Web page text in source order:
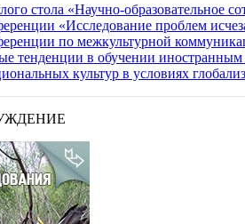
стола «Научно-образовательное
«Исследование проблем
по межкультурной
тенденции в обучении иностранным
культур в условиях